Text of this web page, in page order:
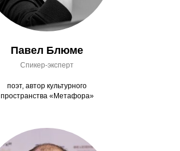
Павел Блюме
Спикер-эксперт
поэт, автор культурного
пространства «Метафора»